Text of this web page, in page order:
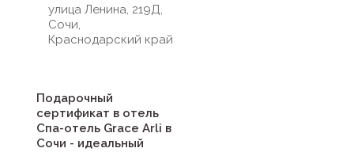
улица Ленина, 219Д,
Сочи,
Краснодарский край
Подарочный
сертификат в отель
Спа-отель Grace Arli в
Сочи - идеальный